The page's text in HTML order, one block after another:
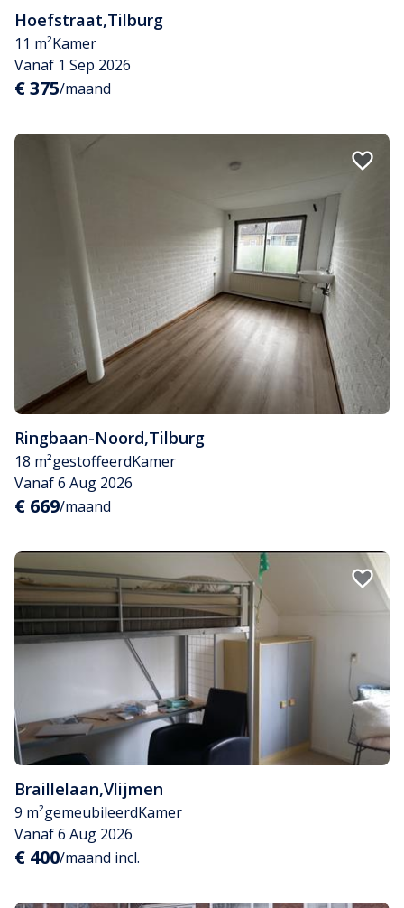
Hoefstraat,Tilburg
11 m²Kamer
Vanaf 1 Sep 2026
€ 375/maand
Ringbaan-Noord,Tilburg
18 m²gestoffeerdKamer
Vanaf 6 Aug 2026
€ 669/maand
Braillelaan,Vlijmen
9 m²gemeubileerdKamer
Vanaf 6 Aug 2026
€ 400/maand incl.